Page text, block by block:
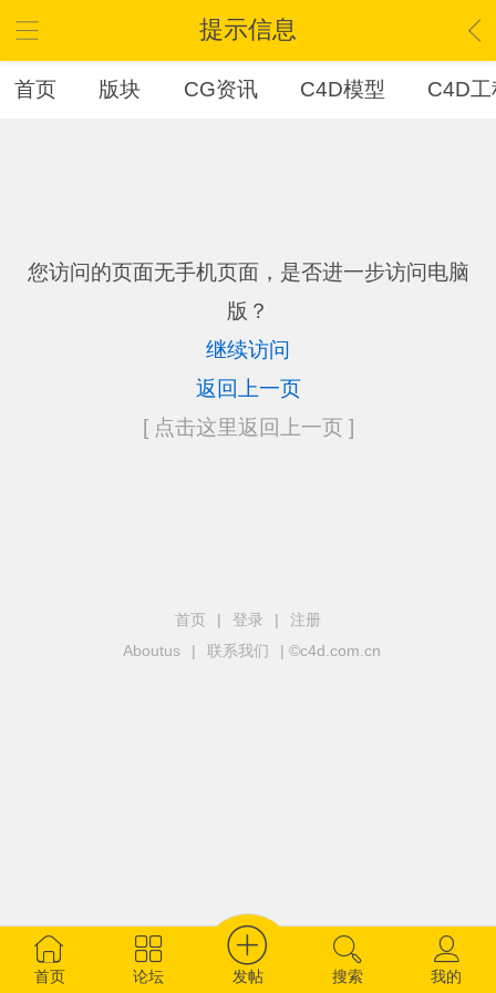
提示信息
首页 版块 CG资讯 C4D模型 C4D工
您访问的页面无手机页面，是否进一步访问电脑
版？
继续访问
返回上一页
[ 点击这里返回上一页 ]
首页 | 登录 |
注册
Aboutus
| 联系我们 | ©c4d.com.cn
首页 论坛 发帖 搜索 我的